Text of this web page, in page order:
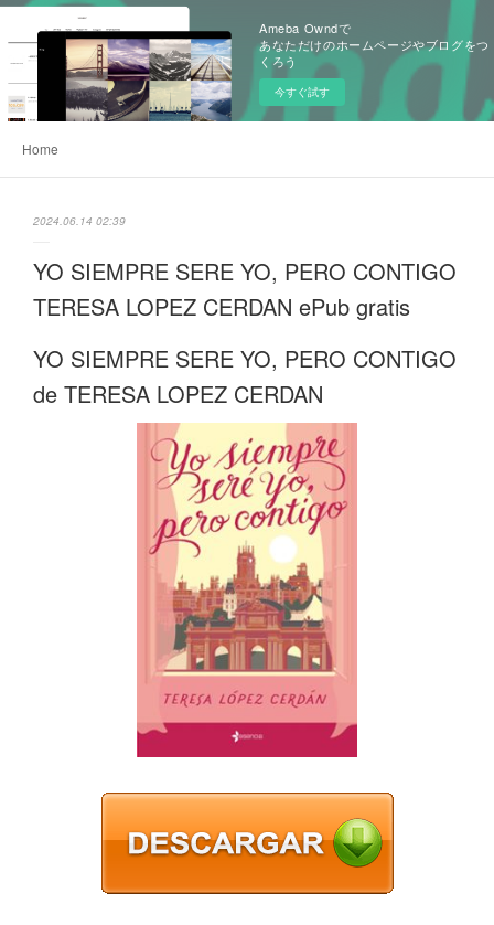
Ameba Owndで
あなただけのホームページやブログをつ
くろう
今すぐ試す
Home
2024.06.14 02:39
YO SIEMPRE SERE YO, PERO CONTIGO
TERESA LOPEZ CERDAN ePub gratis
YO SIEMPRE SERE YO, PERO CONTIGO
de TERESA LOPEZ CERDAN